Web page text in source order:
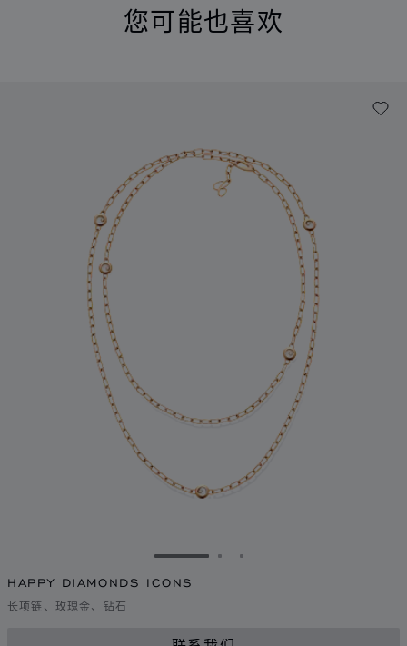
您可能也喜欢
转到幻灯片 1转到幻灯片 2
转到幻灯片 3
HAPPY DIAMONDS ICONS
长项链、玫瑰金、钻石